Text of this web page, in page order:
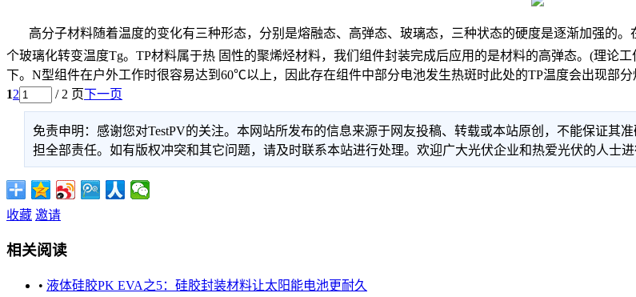
高分子材料随着温度的变化有三种形态，分别是熔融态、高弹态、玻璃态，三种状态的硬度是逐渐加强的
个玻璃化转变温度Tg。TP材料属于热 固性的聚烯烃材料，我们组件封装完成后应用的是材料的高弹态。(理论
下。N型组件在户外工作时很容易达到60℃以上，因此存在组件中部分电池发生热斑时此处的TP温度会出现部
12 / 2 页下一页
免责申明：感谢您对TestPV的关注。本网站所发布的信息来源于网友投稿、转载或本站原创，不能保证其
担全部责任。如有版权冲突和其它问题，请及时联系本站进行处理。欢迎广大光伏企业和热爱光伏的人士进
收藏 邀请
相关阅读
• 液体硅胶PK EVA之5：硅胶封装材料让太阳能电池更耐久